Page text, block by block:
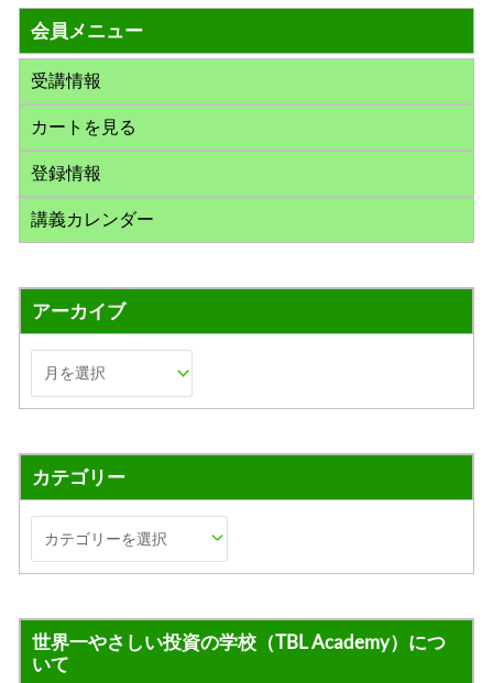
象
:
会員メニュー
受講情報
カートを見る
登録情報
講義カレンダー
アーカイブ
カテゴリー
世界一やさしい投資の学校（TBL Academy）につ
いて